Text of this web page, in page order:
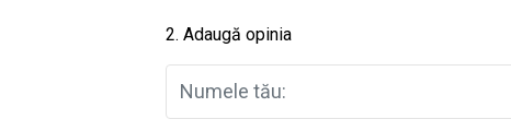
2. Adaugă opinia